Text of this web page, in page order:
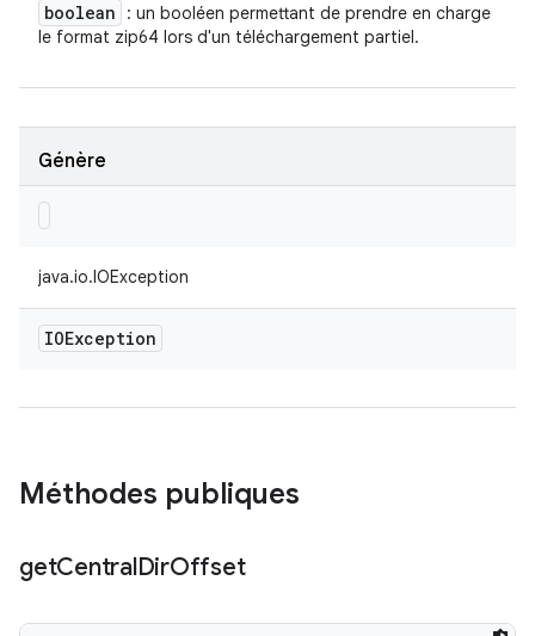
boolean
: un booléen permettant de prendre en charge
le format zip64 lors d'un téléchargement partiel.
Génère
java.io.IOException
IOException
Méthodes publiques
getCentralDirOffset